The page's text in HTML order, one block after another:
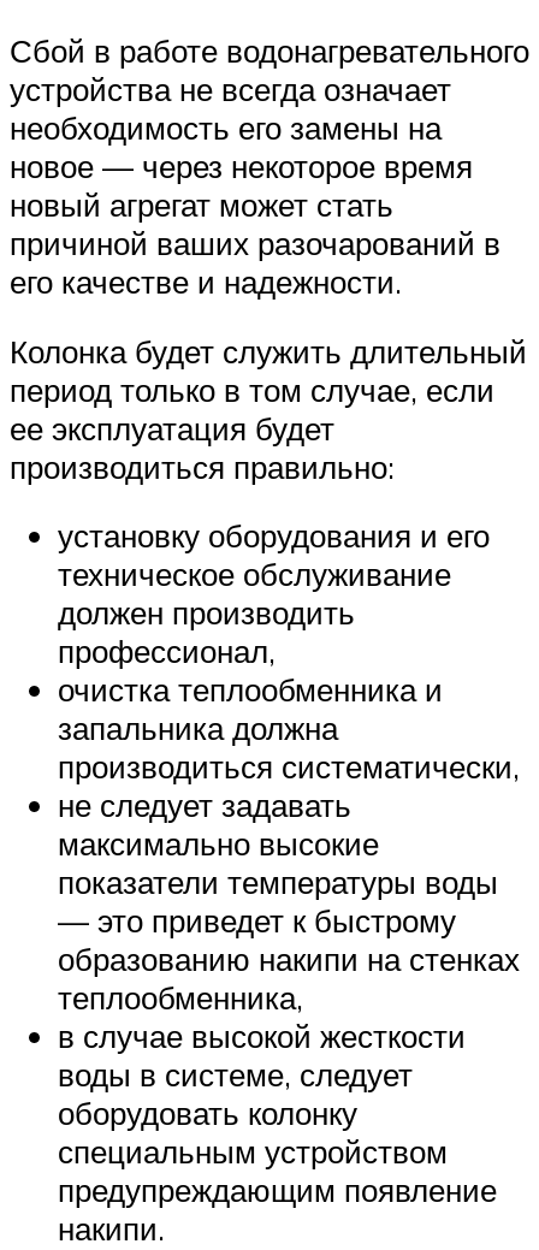
Сбой в работе водонагревательного
устройства не всегда означает
необходимость его замены на
новое — через некоторое время
новый агрегат может стать
причиной ваших разочарований в
его качестве и надежности.
Колонка будет служить длительный
период только в том случае, если
ее эксплуатация будет
производиться правильно:
установку оборудования и его
техническое обслуживание
должен производить
профессионал,
очистка теплообменника и
запальника должна
производиться систематически,
не следует задавать
максимально высокие
показатели температуры воды
— это приведет к быстрому
образованию накипи на стенках
теплообменника,
в случае высокой жесткости
воды в системе, следует
оборудовать колонку
специальным устройством
предупреждающим появление
накипи.